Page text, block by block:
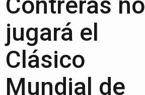
jugará el
Clásico
Mundial de